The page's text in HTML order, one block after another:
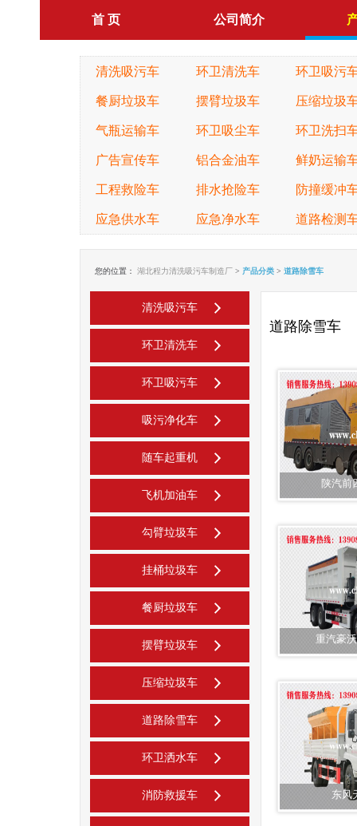
首 页 公司简介
清洗吸污车 环卫清洗车 环卫吸污
餐厨垃圾车 摆臂垃圾车 压缩垃圾
气瓶运输车 环卫吸尘车 环卫洗扫
广告宣传车 铝合金油车 鲜奶运输
工程救险车 排水抢险车 防撞缓冲
应急供水车 应急净水车 道路检测
您的位置： 湖北程力清洗吸污车制造厂 > 产品分类 > 道路除雪车
清洗吸污车
环卫清洗车
环卫吸污车
吸污净化车
随车起重机
飞机加油车
勾臂垃圾车
挂桶垃圾车
餐厨垃圾车
摆臂垃圾车
压缩垃圾车
道路除雪车
环卫洒水车
消防救援车
道路除雪车
陕汽前
重汽豪
东风